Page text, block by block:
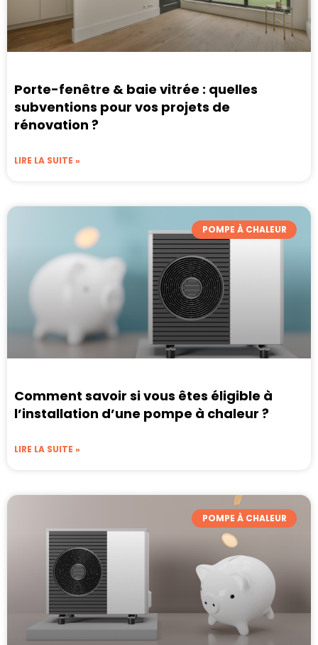
Porte-fenêtre & baie vitrée : quelles
subventions pour vos projets de
rénovation ?
LIRE LA SUITE »
POMPE À CHALEUR
Comment savoir si vous êtes éligible à
l’installation d’une pompe à chaleur ?
LIRE LA SUITE »
POMPE À CHALEUR